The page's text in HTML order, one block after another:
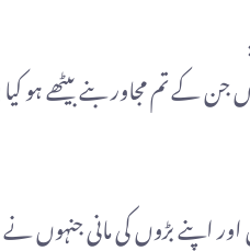
جن کے تم مجاور بنے بیٹھے